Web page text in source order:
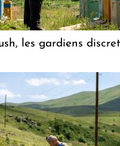
les gardiens